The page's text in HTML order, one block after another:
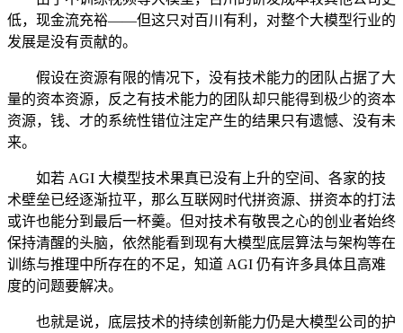
低，现金流充裕——但这只对百川有利，对整个大模型行业的
发展是没有贡献的。
假设在资源有限的情况下，没有技术能力的团队占据了大
量的资本资源，反之有技术能力的团队却只能得到极少的资本
资源，钱、才的系统性错位注定产生的结果只有遗憾、没有未
来。
如若 AGI 大模型技术果真已没有上升的空间、各家的技
术壁垒已经逐渐拉平，那么互联网时代拼资源、拼资本的打法
或许也能分到最后一杯羹。但对技术有敬畏之心的创业者始终
保持清醒的头脑，依然能看到现有大模型底层算法与架构等在
训练与推理中所存在的不足，知道 AGI 仍有许多具体且高难
度的问题要解决。
也就是说，底层技术的持续创新能力仍是大模型公司的护